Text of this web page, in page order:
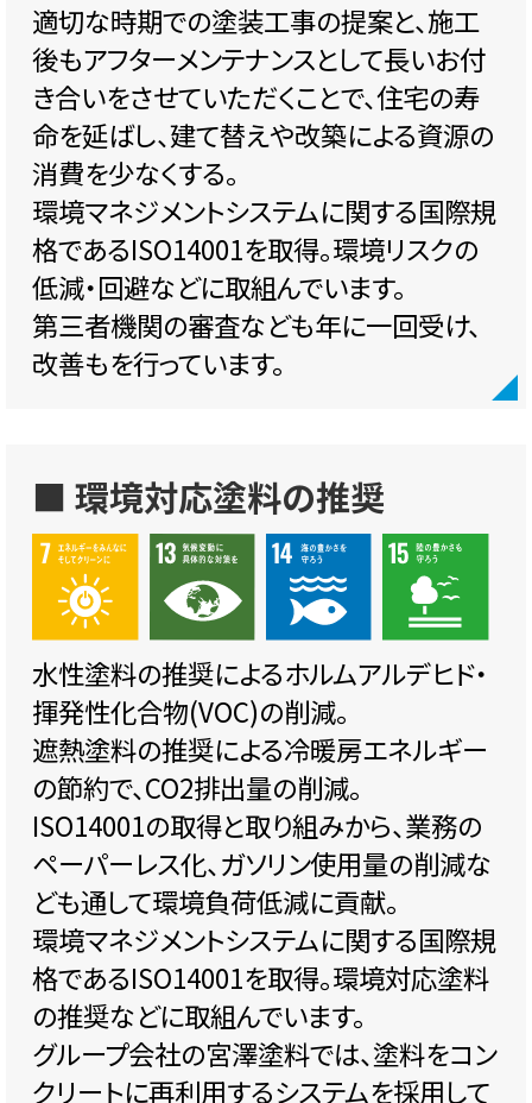
適切な時期での塗装工事の提案と、施工
後もアフターメンテナンスとして長いお付
き合いをさせていただくことで、住宅の寿
命を延ばし、建て替えや改築による資源の
消費を少なくする。
環境マネジメントシステムに関する国際規
格であるISO14001を取得。環境リスクの
低減・回避などに取組んでいます。
第三者機関の審査なども年に一回受け、
改善もを行っています。
■ 環境対応塗料の推奨
水性塗料の推奨によるホルムアルデヒド・
揮発性化合物(VOC)の削減。
遮熱塗料の推奨による冷暖房エネルギー
の節約で、CO2排出量の削減。
ISO14001の取得と取り組みから、業務の
ペーパーレス化、ガソリン使用量の削減な
ども通して環境負荷低減に貢献。
環境マネジメントシステムに関する国際規
格であるISO14001を取得。環境対応塗料
の推奨などに取組んでいます。
グループ会社の宮澤塗料では、塗料をコン
クリートに再利用するシステムを採用して